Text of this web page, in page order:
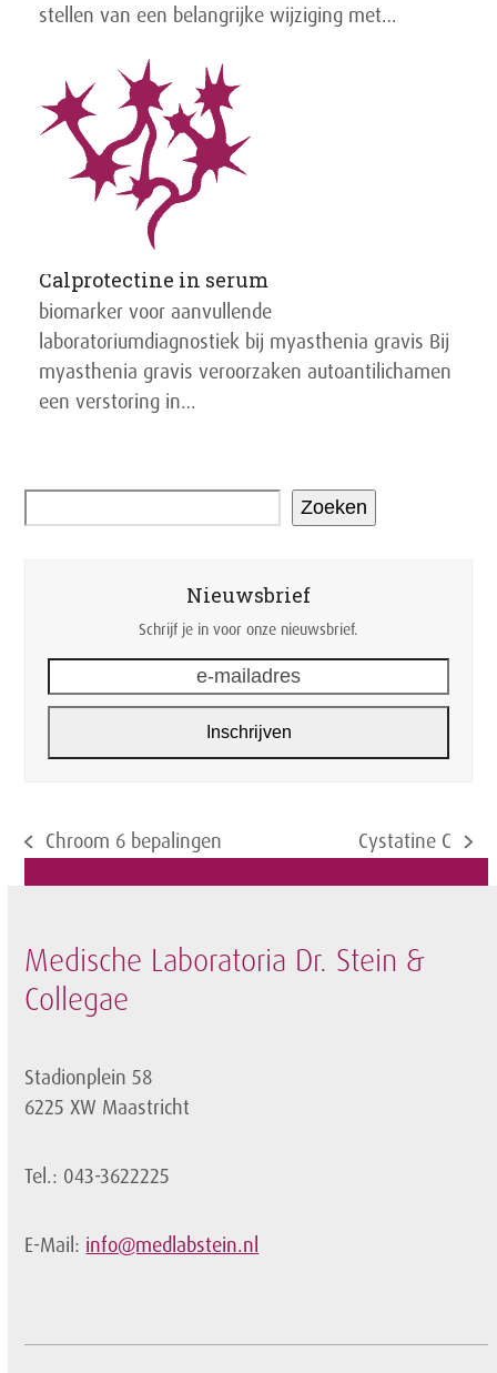
stellen van een belangrijke wijziging met…
Calprotectine in serum
biomarker voor aanvullende
laboratoriumdiagnostiek bij myasthenia gravis Bij
myasthenia gravis veroorzaken autoantilichamen
een verstoring in…
Zoeken
Nieuwsbrief
Schrijf je in voor onze nieuwsbrief.
mailadres
Inschrijven
previous
post:
Chroom 6 bepalingen
next
post:
Cystatine C
Medische Laboratoria Dr. Stein &
Collegae
Stadionplein 58
6225 XW Maastricht
Tel.: 043-3622225
E-Mail: info@medlabstein.nl